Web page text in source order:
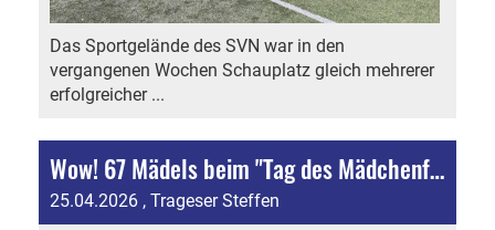
Das Sportgelände des SVN war in den
vergangenen Wochen Schauplatz gleich mehrerer
erfolgreicher ...
Wow! 67 Mädels beim "Tag des Mädchenfußballs" in Neuses!
25.04.2026 , Trageser Steffen